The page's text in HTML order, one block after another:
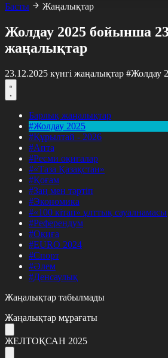
Басты
Жаңалықтар
Жолдау 2025 бойынша
жаңалықтар
23.12.2025 күнгі жаңалықтар #Жолдау
Барлық жаңалықтар
#Жолдау 2025
#Құрылтай - 2026
#Апта
#Ресми оқиғалар
#«Таза Қазақстан»
#Қоғам
#Заң мен тәртіп
#Экономика
#«100 кітап» ұлттық сауалнамасы
#Референдум
#Оқиға
#EURO 2024
#Спорт
#Әлем
#Денсаулық
Жаңалықтар табылмады
Жаңалықтар мұрағаты
ЖЕЛТОҚСАН 2025